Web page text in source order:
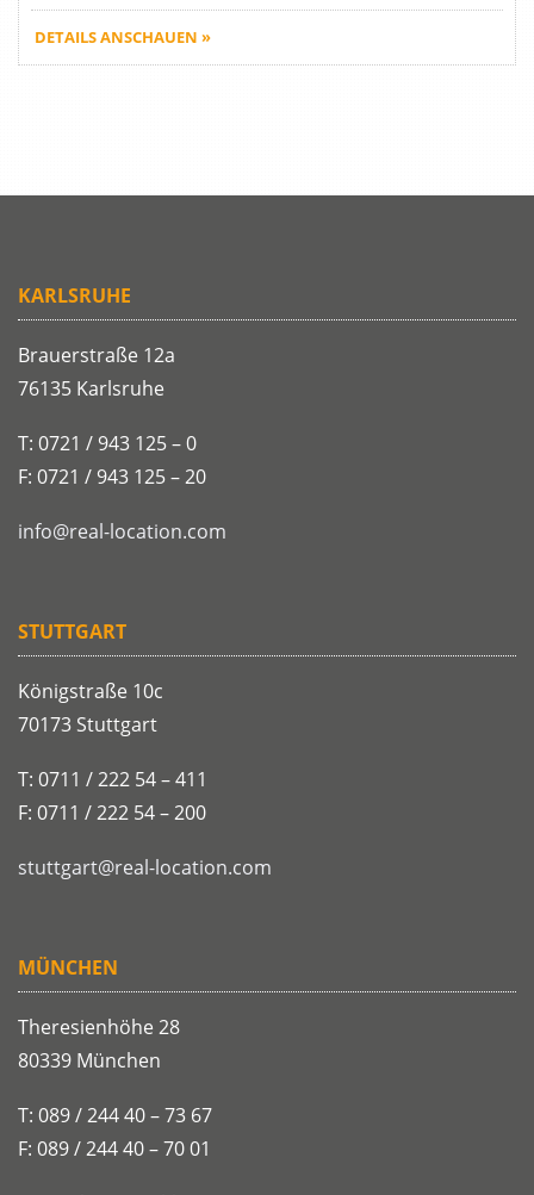
DETAILS ANSCHAUEN »
KARLSRUHE
Brauerstraße 12a
76135 Karlsruhe
T: 0721 / 943 125 – 0
F: 0721 / 943 125 – 20
info@real-location.com
STUTTGART
Königstraße 10c
70173 Stuttgart
T: 0711 / 222 54 – 411
F: 0711 / 222 54 – 200
stuttgart@real-location.com
MÜNCHEN
Theresienhöhe 28
80339 München
T: 089 / 244 40 – 73 67
F: 089 / 244 40 – 70 01